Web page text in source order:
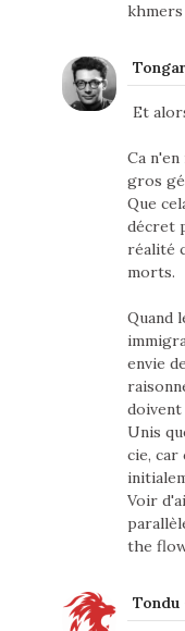
khmers
Et
Ca
gros
Que
décret
réalité
morts.
Quand
envie
doivent
Unis
cie,
Voir
the
Tondu